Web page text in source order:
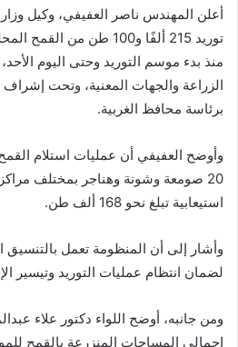
أعلن المهندس ناصر العفيفي، وكيل وزارة
توريد 215 ألفًا و100 طن
منذ بدء موسم التوريد وحتى اليوم
الزراعة والجهات المعنية، وتحت إشراف
برئاسة محافظ الغربية.
وأوضح العفيفي أن عمليات استلام
20 صومعة وشونة وهناجر بمختلف
استيعابية تبلغ نحو 168 ألف طن.
وأشار إلى أن المنظومة تعمل بالتنسيق
لضمان انتظام عمليات التوريد وتيسير
ومن جانبه، أوضح اللواء دكتور علاء